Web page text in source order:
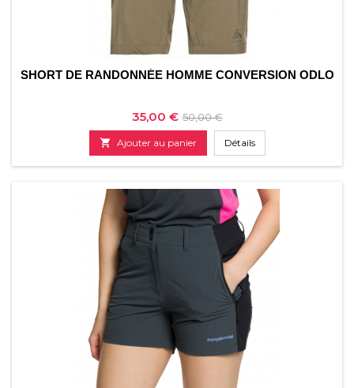
SHORT DE RANDONNÉE HOMME CONVERSION ODLO
Prix
35,00 € Prix
de
base
50,00 €
 Ajouter au panier Détails